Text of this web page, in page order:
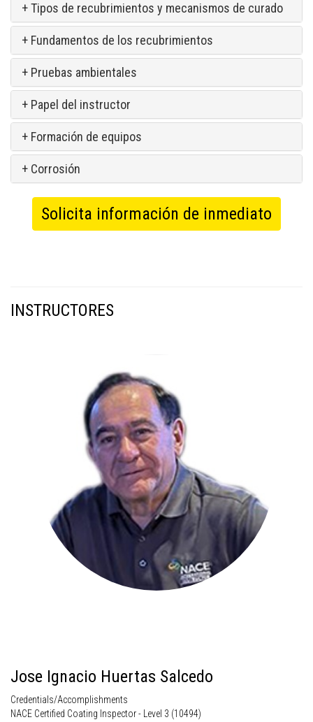
+ Tipos de recubrimientos y mecanismos de curado
+ Fundamentos de los recubrimientos
+ Pruebas ambientales
+ Papel del instructor
+ Formación de equipos
+ Corrosión
Solicita información de inmediato
INSTRUCTORES
Jose Ignacio Huertas Salcedo
Credentials/Accomplishments
NACE Certified Coating Inspector - Level 3 (10494)